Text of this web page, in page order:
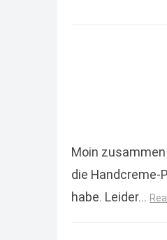
Moin
die Handcreme-
habe. Leider…